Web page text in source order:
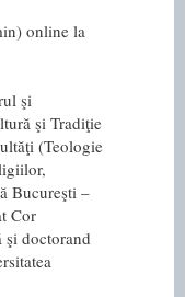
online la
şi
şi Tradiţie
(Teologie
Bucureşti –
Cor
şi doctorand